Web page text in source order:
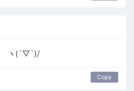
ヽ(´▽`)/
Copy